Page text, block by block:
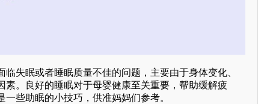
临失眠或者睡眠质量不佳的问题，主要由于身体变化、
素。良好的睡眠对于母婴健康至关重要，帮助缓解疲
些助眠的小技巧，供准妈妈们参考。